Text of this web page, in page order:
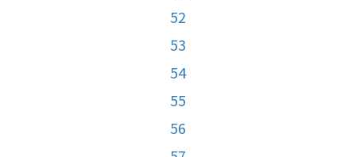
52
53
54
55
56